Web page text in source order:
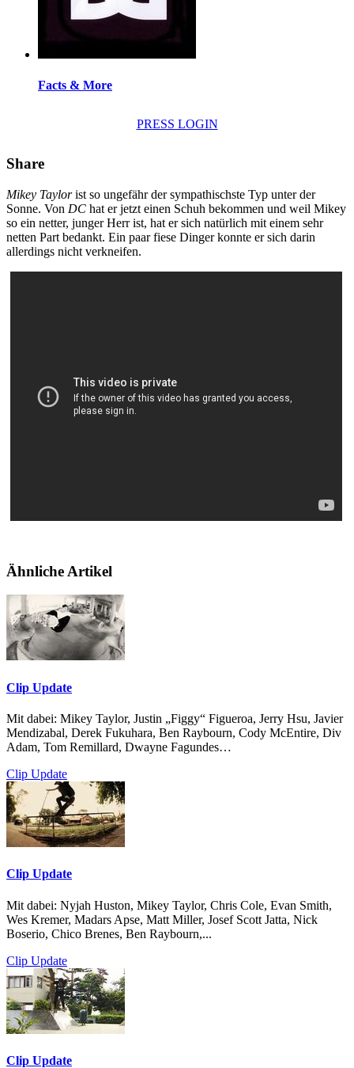
Facts & More
PRESS LOGIN
Share
Mikey Taylorist so ungefähr der sympathischste Typ unter der
Sonne. Von DC hat er jetzt einen Schuh bekommen und weil Mikey
so ein netter, junger Herr ist, hat er sich natürlich mit einem sehr
netten Part bedankt. Ein paar fiese Dinger konnte er sich darin
allerdings nicht verkneifen.
Ähnliche Artikel
Clip Update
Mit dabei: Mikey Taylor, Justin „Figgy“ Figueroa, Jerry Hsu, Javier
Mendizabal, Derek Fukuhara, Ben Raybourn, Cody McEntire, Div
Adam, Tom Remillard, Dwayne Fagundes…
Clip Update
Clip Update
Mit dabei: Nyjah Huston, Mikey Taylor, Chris Cole, Evan Smith,
Wes Kremer, Madars Apse, Matt Miller, Josef Scott Jatta, Nick
Boserio, Chico Brenes, Ben Raybourn,...
Clip Update
Clip Update